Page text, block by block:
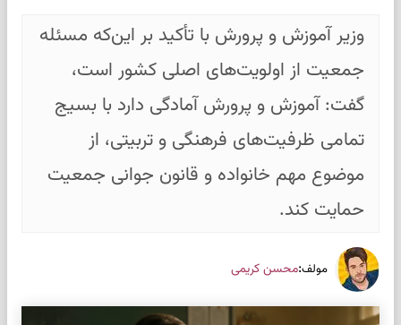
وزیر آموزش و پرورش با تأکید بر این‌که مسئله
جمعیت از اولویت‌های اصلی کشور است،
گفت: آموزش و پرورش آمادگی دارد با بسیج
تمامی ظرفیت‌های فرهنگی و تربیتی، از
موضوع مهم خانواده و قانون جوانی جمعیت
حمایت کند.
مولف:محسن کریمی